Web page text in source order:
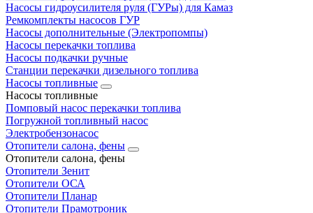
Насосы гидроусилителя руля (ГУРы) для Камаз
Ремкомплекты насосов ГУР
Насосы дополнительные (Электропомпы)
Насосы перекачки топлива
Насосы подкачки ручные
Станции перекачки дизельного топлива
Насосы топливные
Насосы топливные
Помповый насос перекачки топлива
Погружной топливный насос
Электробензонасос
Отопители салона, фены
Отопители салона, фены
Отопители Зенит
Отопители ОСА
Отопители Планар
Отопители Прамотроник